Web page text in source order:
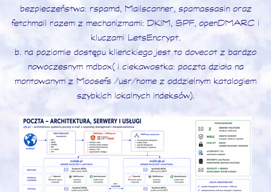
bezpieczeństwa: rspamd, Mailscanner, spamassasin oraz
fetchmail razem z mechanizmami: DKIM, SPF, openDMARC i
kluczami LetsEncrypt.
b. na poziomie dostępu klienckiego jest to dovecot z bardzo
nowoczesnym mdbox (i ciekawostka: poczta działa na
montowanym z Moosefs /usr/home z oddzielnym katalogiem
szybkich lokalnych indeksów).